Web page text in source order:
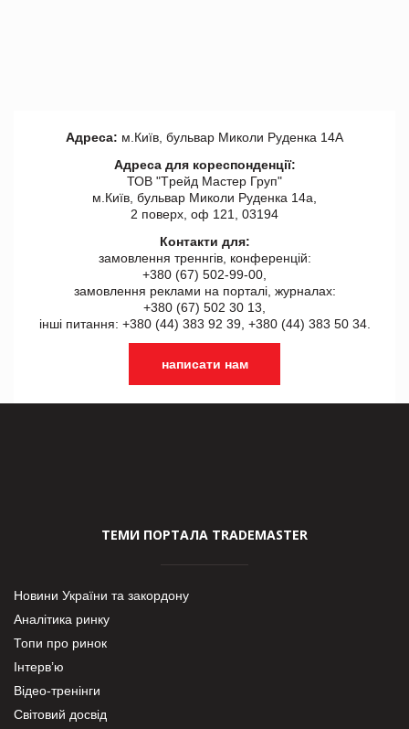
Адреса: м.Київ, бульвар Миколи Руденка 14А
Адреса для кореспонденції:
ТОВ "Tрейд Мастер Груп"
м.Київ, бульвар Миколи Руденка 14а,
2 поверх, оф 121, 03194
Контакти для:
замовлення треннгів, конференцій:
+380 (67) 502-99-00,
замовлення реклами на порталі, журналах:
+380 (67) 502 30 13,
інші питання: +380 (44) 383 92 39, +380 (44) 383 50 34.
написати нам
ТЕМИ ПОРТАЛА TRADEMASTER
Новини України та закордону
Аналітика ринку
Топи про ринок
Інтерв’ю
Відео-тренінги
Світовий досвід